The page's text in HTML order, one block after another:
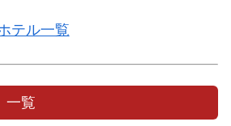
テル一覧
一覧